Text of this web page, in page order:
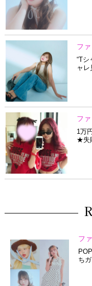
フ
“T
ャ
フ
1万
★失
フ
ち